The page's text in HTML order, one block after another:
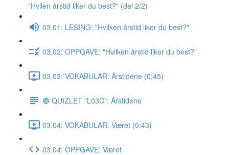
"Hvilen årstid liker du best?" (del 2/2)
03.01: LESING: "Hvilken årstid liker du best?"
03.02: OPPGAVE: "Hvilken årstid liker du best?"
03.03: VOKABULAR: Årstidene (0:45)
🔵 QUIZLET "L03C": Årstidene
03.04: VOKABULAR: Været (0:43)
03.04: OPPGAVE: Været